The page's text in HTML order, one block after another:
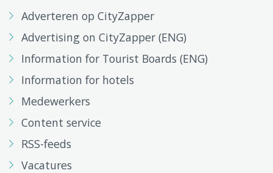
Adverteren op CityZapper
Advertising on CityZapper (ENG)
Information for Tourist Boards (ENG)
Information for hotels
Medewerkers
Content service
RSS-feeds
Vacatures